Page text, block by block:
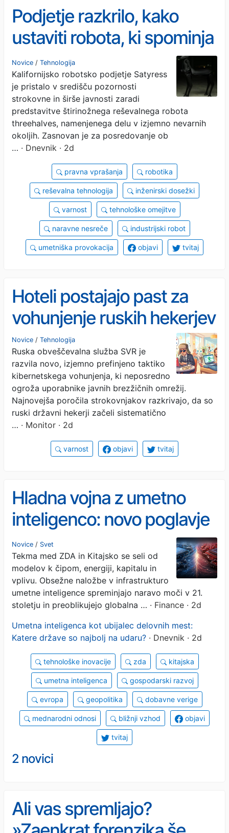
Podjetje razkrilo, kako
ustaviti robota, ki spominja
na kentavra
Novice / Tehnologija
Kalifornijsko robotsko podjetje Satyress
je pristalo v središču pozornosti
strokovne in širše javnosti zaradi
predstavitve štirinožnega reševalnega robota
threehalves, namenjenega delu v izjemno nevarnih
okoljih. Zasnovan je za posredovanje ob
… · Dnevnik · 2d
pravna vprašanja robotika
reševalna tehnologija inženirski dosežki
varnost tehnološke omejitve
naravne nesreče industrijski robot
umetniška provokacija objavi tvitaj
Hoteli postajajo past za
vohunjenje ruskih hekerjev
Novice / Tehnologija
Ruska obveščevalna služba SVR je
razvila novo, izjemno prefinjeno taktiko
kibernetskega vohunjenja, ki neposredno
ogroža uporabnike javnih brezžičnih omrežij.
Najnovejša poročila strokovnjakov razkrivajo, da so
ruski državni hekerji začeli sistematično
… · Monitor · 2d
varnost objavi tvitaj
Hladna vojna z umetno
inteligenco: novo poglavje
tekmovanja velikih sil?
Novice / Svet
Tekma med ZDA in Kitajsko se seli od
modelov k čipom, energiji, kapitalu in
vplivu. Obsežne naložbe v infrastrukturo
umetne inteligence spreminjajo naravo moči v 21.
stoletju in preoblikujejo globalna … · Finance · 2d
Umetna inteligenca kot ubijalec delovnih mest:
Katere države so najbolj na udaru? · Dnevnik · 2d
tehnološke inovacije zda kitajska
umetna inteligenca gospodarski razvoj
evropa geopolitika dobavne verige
mednarodni odnosi bližnji vzhod objavi
tvitaj
2 novici
Ali vas spremljajo?